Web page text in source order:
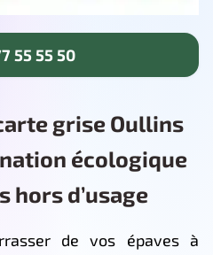
grise Oullins
écologique
hors d’usage
de vos épaves à
55 55 50